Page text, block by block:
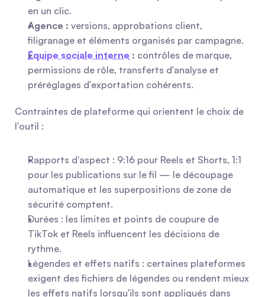
en un clic.
Agence : versions, approbations client,
filigranage et éléments organisés par campagne.
Équipe sociale interne : contrôles de marque,
permissions de rôle, transferts d'analyse et
préréglages d'exportation cohérents.
Contraintes de plateforme qui orientent le choix de
l'outil :
Rapports d'aspect : 9:16 pour Reels et Shorts, 1:1
pour les publications sur le fil — le découpage
automatique et les superpositions de zone de
sécurité comptent.
Durées : les limites et points de coupure de
TikTok et Reels influencent les décisions de
rythme.
Légendes et effets natifs : certaines plateformes
exigent des fichiers de légendes ou rendent mieux
les effets natifs lorsqu'ils sont appliqués dans